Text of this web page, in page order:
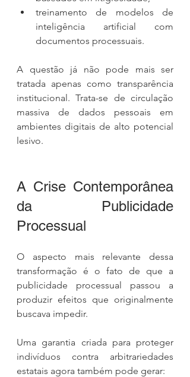
treinamento de modelos de
inteligência artificial com
documentos processuais.
A questão já não pode mais ser
tratada apenas como transparência
institucional. Trata-se de circulação
massiva de dados pessoais em
ambientes digitais de alto potencial
lesivo.
A Crise Contemporânea
da Publicidade
Processual
O aspecto mais relevante dessa
transformação é o fato de que a
publicidade processual passou a
produzir efeitos que originalmente
buscava impedir.
Uma garantia criada para proteger
indivíduos contra arbitrariedades
estatais agora também pode gerar: